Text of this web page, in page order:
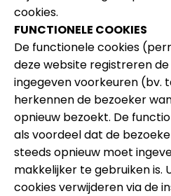
cookies.
FUNCTIONELE COOKIES
De functionele cookies
deze website registreren
ingegeven voorkeuren (bv.
herkennen de bezoeker
opnieuw bezoekt. De
als voordeel dat de
steeds opnieuw moet
makkelijker te gebruiken is.
cookies verwijderen via de